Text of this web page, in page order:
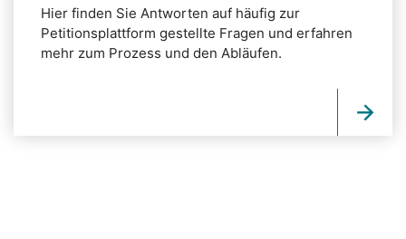
Hier finden Sie Antworten auf häufig zur
Petitionsplattform gestellte Fragen und erfahren
mehr zum Prozess und den Abläufen.